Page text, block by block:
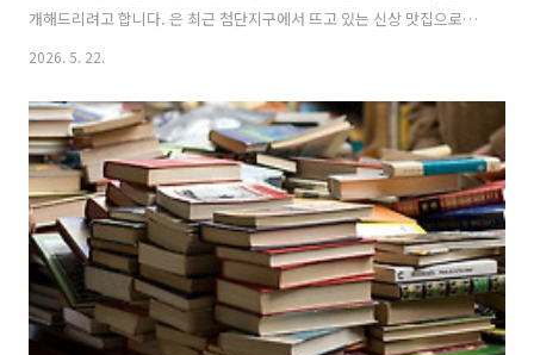
개해드리려고 합니다. 은 최근 첨단지구에서 뜨고 있는 신상 맛집으로,
깊고 진한 국물 맛과 향긋한 미나리 조합이 정말 인상적이었던 곳인데요,
녀와 보았습니다. 은 깔끔하고 쾌적한 분위기의 매장이 인상적인 곳이었
습니다. 테이블 간격도 넓어 편안하게 식사할 수 있었고, 혼밥부터 단체
모임이나 회식까지 다양하게 방문하기 좋은 분위기였는데요, 특히 주문
하는 모든 메뉴에 갓 지은 솥밥이 함께 제공된다는 점이 정말 매력적이었
습니다. 뜨끈한 솥밥과 진한 감자탕 조합은 생각만 해도 군침이 돌 정도
였어요. 또한, 다..
2026. 5. 22.